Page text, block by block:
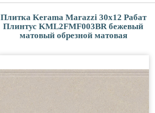
Плитка Kerama Marazzi 30x12 Рабат
Плинтус KML2FMF003BR бежевый
матовый обрезной матовая